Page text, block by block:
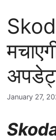
January 27,